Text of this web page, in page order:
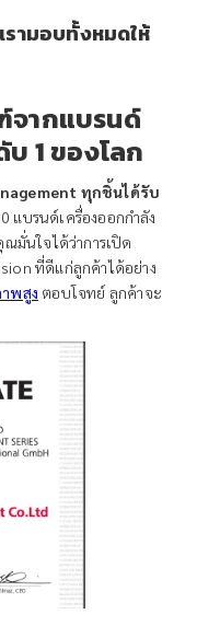
รามอบทั้งหมดให้
ากแบรนด์
1 ของโลก
ทุกชิ้นได้รับ
แบรนด์เครื่องออกกำลัง
มั่นใจได้ว่าการเปิด
ที่ดีแก่ลูกค้าได้อย่าง
พสูง ตอบโจทย์ ลูกค้าจะ